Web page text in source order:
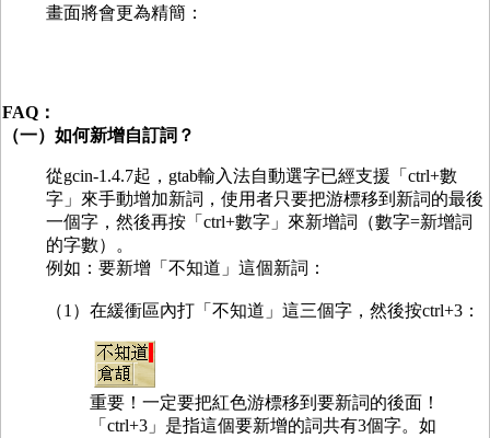
畫面將會更為精簡：
FAQ：
（一）如何新增自訂詞？
從gcin-1.4.7起，gtab輸入法自動選字已經支援「ctrl+數
字」來手動增加新詞，使用者只要把游標移到新詞的最後
一個字，然後再按「ctrl+數字」來新增詞（數字=新增詞
的字數）。
例如：要新增「不知道」這個新詞：
（1）在緩衝區內打「不知道」這三個字，然後按ctrl+3：
重要！一定要把紅色游標移到要新詞的後面！
「ctrl+3」是指這個要新增的詞共有3個字。如